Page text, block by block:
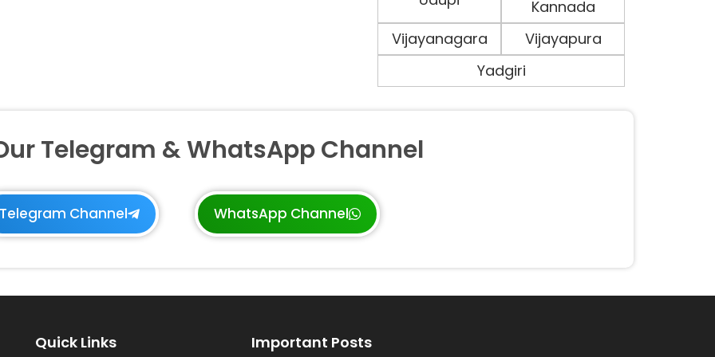
Kannada
Vijayanagara
Vijayapura
Yadgiri
Telegram & WhatsApp Channel
Telegram Channel WhatsApp Channel
Quick Links Important Posts